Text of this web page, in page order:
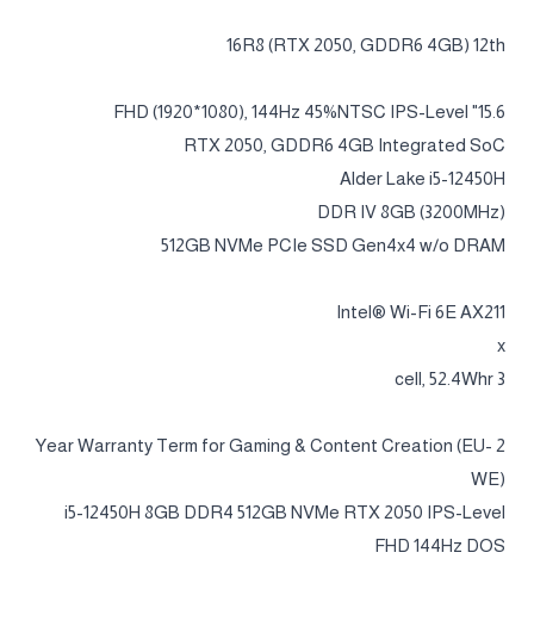
16R8 (RTX 2050, GDDR6 4GB) 12th
15.6" FHD (1920*1080), 144Hz 45%NTSC IPS-Level
RTX 2050, GDDR6 4GB Integrated SoC
Alder Lake i5-12450H
DDR IV 8GB (3200MHz)
512GB NVMe PCIe SSD Gen4x4 w/o DRAM
Intel® Wi-Fi 6E AX211
x
3 cell, 52.4Whr
2 Year Warranty Term for Gaming & Content Creation (EU-
WE)
i5-12450H 8GB DDR4 512GB NVMe RTX 2050 IPS-Level
FHD 144Hz DOS